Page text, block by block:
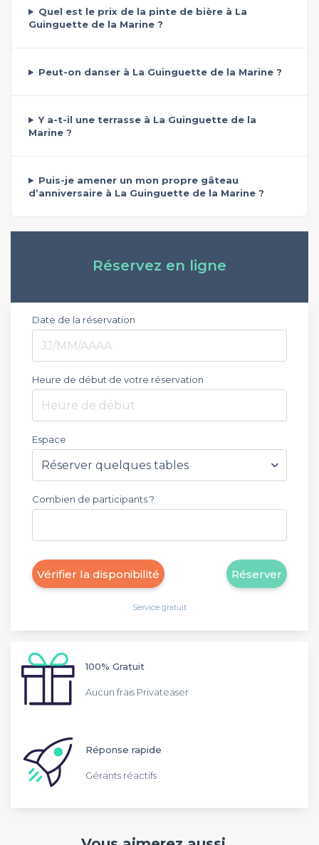
Quel est le prix de la pinte de bière à La
Guinguette de la Marine ?
Peut-on danser à La Guinguette de la Marine ?
Y a-t-il une terrasse à La Guinguette de la
Marine ?
Puis-je amener un mon propre gâteau
d’anniversaire à La Guinguette de la Marine ?
Réservez en ligne
Date de la réservation
Heure de début de votre réservation
Heure de début
Espace
Combien de participants ?
Réserver
Vérifier la disponibilité
Service gratuit
100% Gratuit
Aucun frais Privateaser
Réponse rapide
Gérants réactifs